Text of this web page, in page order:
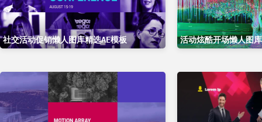
社交活动促销懒人图库精选AE模板 活动炫酷开场懒人图